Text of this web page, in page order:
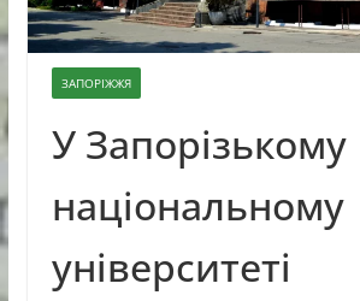
ЗАПОРІЖЖЯ
У Запорізькому
національному
університеті